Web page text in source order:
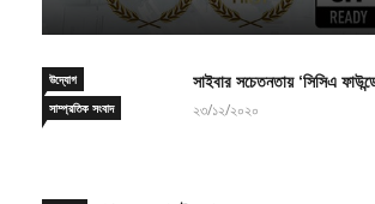
২৬/০৯/২০২৪
উদ্যোগ
সাইবার সচেতনতায় ‘সিসিএ